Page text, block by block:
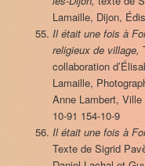
Lamaille, Dijon,
Il était une fois à
religieux de village,
collaboration
Lamaille,
Anne Lambert,
10-91 154-10-9
Il était une fois à
Texte de Sigrid